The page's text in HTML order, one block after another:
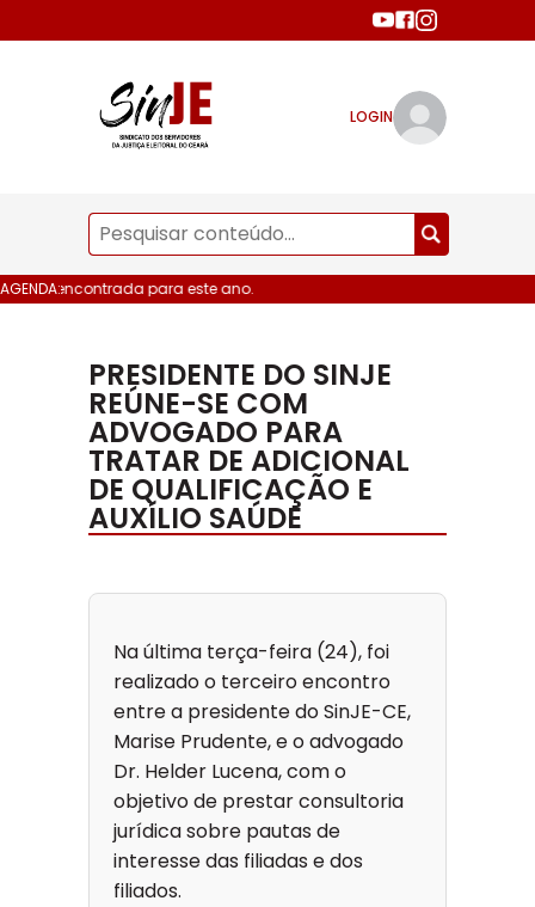
LOGIN
AGENDA:
data encontrada para este ano.
PRESIDENTE DO SINJE
REÚNE-SE COM
ADVOGADO PARA
TRATAR DE ADICIONAL
DE QUALIFICAÇÃO E
AUXÍLIO SAÚDE
Na última terça-feira (24), foi
realizado o terceiro encontro
entre a presidente do SinJE-CE,
Marise Prudente, e o advogado
Dr. Helder Lucena, com o
objetivo de prestar consultoria
jurídica sobre pautas de
interesse das filiadas e dos
filiados.